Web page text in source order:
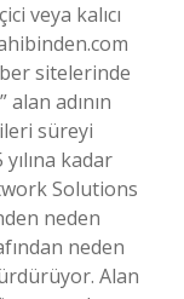
veya kalıcı
sitelerinde
alan adının
süreyi
kadar
Solutions
neden
neden
Alan